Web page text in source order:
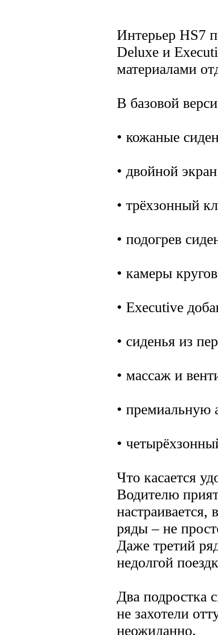
Интерьер HS7
Deluxe и
материалами
В базовой
• кожаные
• двойной
• трёхзонный
• подогрев
• камеры
• Executive
• сиденья из
• массаж и
• премиальную
•
Что касается
Водителю
настраивается,
ряды – не
Даже третий
недолгой
Два подростка
не захотели
неожиданно.